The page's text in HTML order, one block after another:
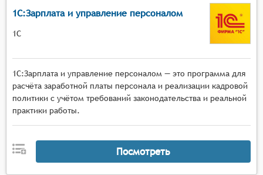
1С:Зарплата и управление персоналом
1С
1С:Зарплата и управление персоналом — это программа для
расчёта заработной платы персонала и реализации кадровой
политики с учётом требований законодательства и реальной
практики работы.
Посмотреть